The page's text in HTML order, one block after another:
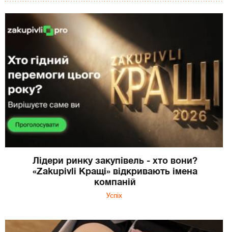
Лідери ринку закупівель - хто вони?
«Zakupivli Кращі» відкривають імена
компаній
Успіх